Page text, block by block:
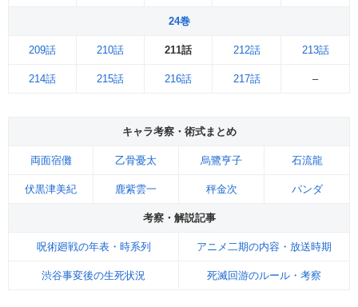
24巻
209話 210話 211話 212話 213話
214話 215話 216話 217話 –
キャラ考察・術式まとめ
両面宿儺 乙骨憂太 烏鷺亨子 石流龍
伏黒津美紀 鹿紫雲一 秤金次 パンダ
考察・解説記事
呪術廻戦の年表・時系列 アニメ二期の内容・放送時期
渋谷事変後の生死状況 死滅回游のルール・考察